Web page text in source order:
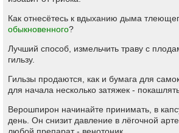
Как отнесётесь к вдыханию дыма
обыкновенного?
Лучший способ, измельчить траву с
гильзу.
Гильзы продаются, как и бумага для
для начала несколько затяжек -
Верошпирон начинайте принимать, в
день. Он снизит давление в лёгочной